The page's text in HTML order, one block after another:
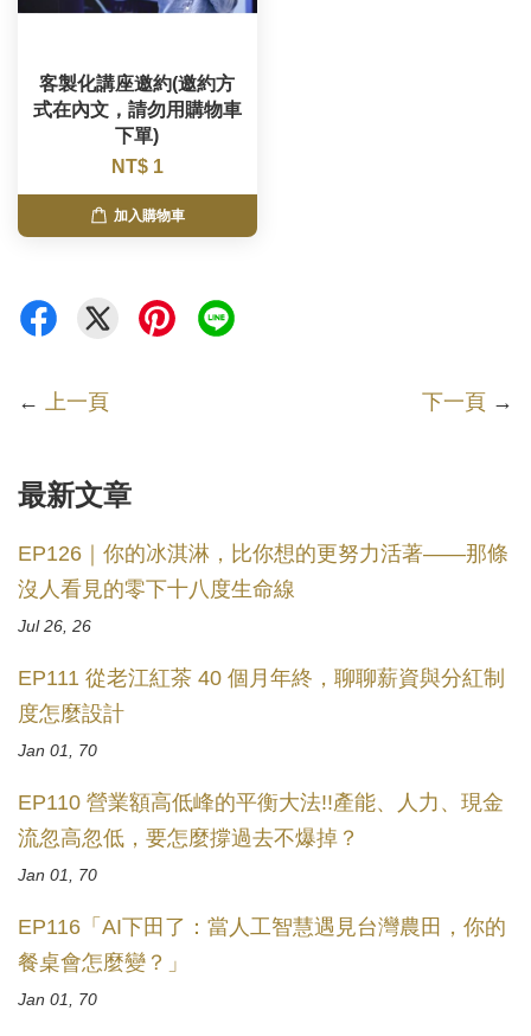
客製化講座邀約(邀約方
式在內文，請勿用購物車
下單)
NT$ 1
加入購物車
← 上一頁 下一頁 →
最新文章
EP126｜你的冰淇淋，比你想的更努力活著——那條
沒人看見的零下十八度生命線
Jul 26, 26
EP111 從老江紅茶 40 個月年終，聊聊薪資與分紅制
度怎麼設計
Jan 01, 70
EP110 營業額高低峰的平衡大法!!產能、人力、現金
流忽高忽低，要怎麼撐過去不爆掉？
Jan 01, 70
EP116「AI下田了：當人工智慧遇見台灣農田，你的
餐桌會怎麼變？」
Jan 01, 70